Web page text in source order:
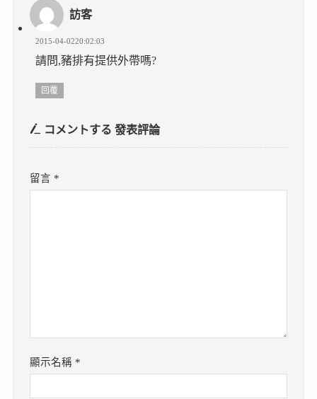
訪客
2015-04-0220:02:03
請問,豬排有提供外帶嗎?
回覆
コメントする發表評論
留言 *
顯示名稱 *